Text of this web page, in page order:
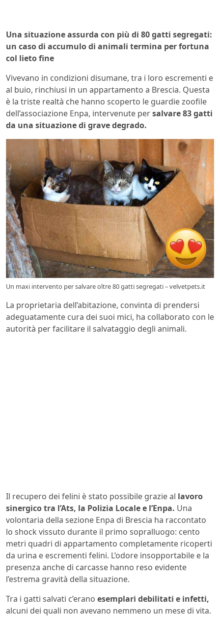
Una situazione assurda con più di 80 gatti segregati:
un caso di accumulo di animali termina per fortuna
col lieto fine
Vivevano in condizioni disumane, tra i loro escrementi e
al buio, rinchiusi in un appartamento a Brescia. Questa
è la triste realtà che hanno scoperto le guardie zoofile
dell’associazione Enpa, intervenute persalvare 83 gatti
da una situazione di grave degrado.
Un maxi intervento per salvare oltre 80 gatti segregati – velvetpets.it
La proprietaria dell’abitazione, convinta di prendersi
adeguatamente cura dei suoi mici, ha collaborato con le
autorità per facilitare il salvataggio degli animali.
Il recupero dei felini è stato possibile grazie al lavoro
sinergico tra l’Ats, la Polizia Locale e l’Enpa. Una
volontaria della sezione Enpa di Brescia ha raccontato
lo shock vissuto durante il primo sopralluogo: cento
metri quadri di appartamento completamente ricoperti
da urina e escrementi felini. L’odore insopportabile e la
presenza anche di carcasse hanno reso evidente
l’estrema gravità della situazione.
Tra i gatti salvati c’erano esemplari debilitati e infetti,
alcuni dei quali non avevano nemmeno un mese di vita.